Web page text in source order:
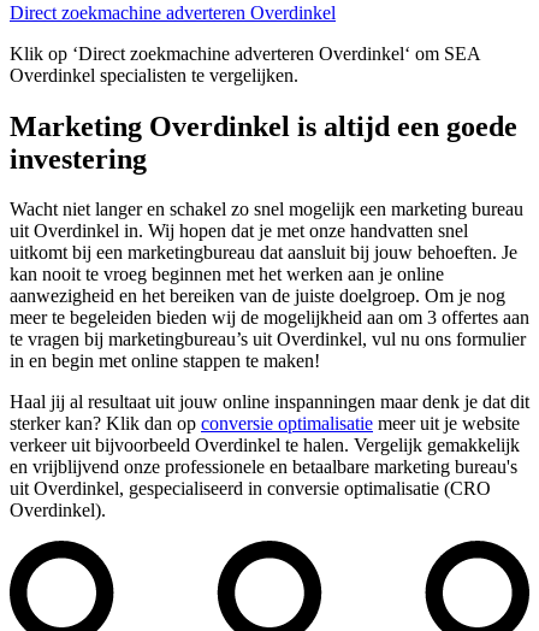
Direct zoekmachine adverteren Overdinkel
Klik op ‘Direct zoekmachine adverteren Overdinkel‘ om SEA
Overdinkel specialisten te vergelijken.
Marketing Overdinkel is altijd een goede
investering
Wacht niet langer en schakel zo snel mogelijk een marketing bureau
uit Overdinkel in. Wij hopen dat je met onze handvatten snel
uitkomt bij een marketingbureau dat aansluit bij jouw behoeften. Je
kan nooit te vroeg beginnen met het werken aan je online
aanwezigheid en het bereiken van de juiste doelgroep. Om je nog
meer te begeleiden bieden wij de mogelijkheid aan om 3 offertes aan
te vragen bij marketingbureau’s uit Overdinkel, vul nu ons formulier
in en begin met online stappen te maken!
Haal jij al resultaat uit jouw online inspanningen maar denk je dat dit
sterker kan? Klik dan op conversie optimalisatie meer uit je website
verkeer uit bijvoorbeeld Overdinkel te halen. Vergelijk gemakkelijk
en vrijblijvend onze professionele en betaalbare marketing bureau's
uit Overdinkel, gespecialiseerd in conversie optimalisatie (CRO
Overdinkel).